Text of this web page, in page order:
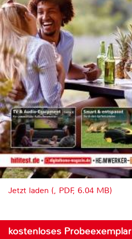
Jetzt laden (, PDF, 6.04 MB)
kostenloses Probeexemplar